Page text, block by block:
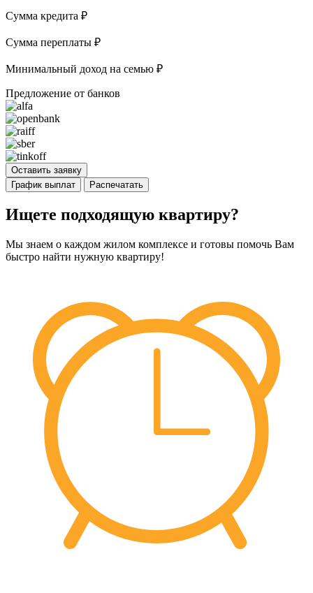
Сумма кредита ₽
Сумма переплаты ₽
Минимальный доход на семью ₽
Предложение от банков
Оставить заявку
График выплат
Распечатать
Ищете подходящую квартиру?
Мы знаем о каждом жилом комплексе и готовы помочь Вам
быстро найти нужную квартиру!